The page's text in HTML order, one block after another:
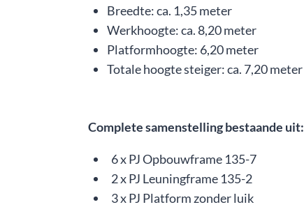
Breedte: ca. 1,35 meter
Werkhoogte: ca. 8,20 meter
Platformhoogte: 6,20 meter
Totale hoogte steiger: ca. 7,20 meter
Complete samenstelling bestaande uit:
6 x PJ Opbouwframe 135-7
2 x PJ Leuningframe 135-2
3 x PJ Platform zonder luik